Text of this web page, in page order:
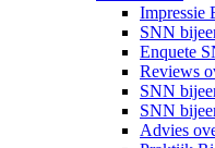
Impressie
SNN
Enquete
Reviews
SNN
SNN
Advies